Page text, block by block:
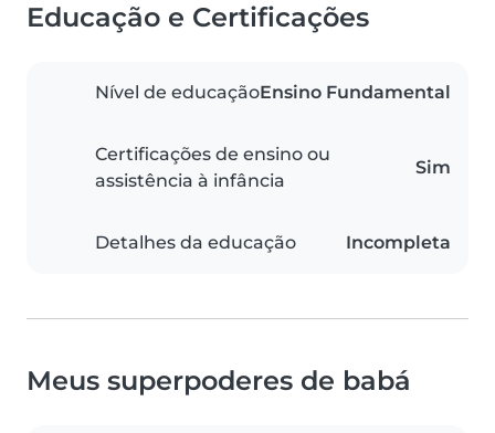
Educação e Certificações
Nível de educaçãoEnsino Fundamental
Certificações de ensino ou
assistência à infância
Sim
Detalhes da educação Incompleta
Meus superpoderes de babá